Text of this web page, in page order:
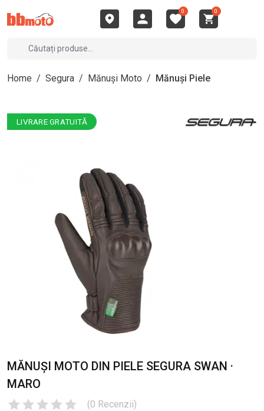
0 0
Home / Segura / Mănuși Moto / Mănuși Piele
LIVRARE GRATUITĂ
MĂNUȘI MOTO DIN PIELE SEGURA SWAN ·
MARO
(0 Recenzii)